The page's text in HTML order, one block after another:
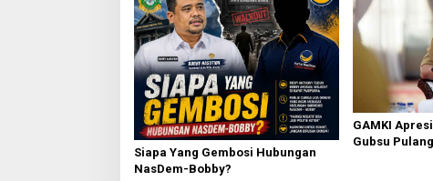
Siapa Yang Gembosi Hubungan
NasDem-Bobby?
GAMKI
Gubsu